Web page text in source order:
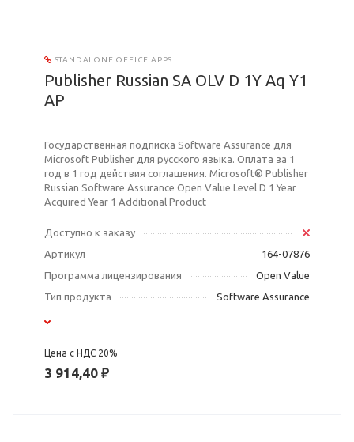
STANDALONE OFFICE APPS
Publisher Russian SA OLV D 1Y Aq Y1
AP
Государственная подписка Software Assurance для
Microsoft Publisher для русского языка. Оплата за 1
год в 1 год действия соглашения. Microsoft® Publisher
Russian Software Assurance Open Value Level D 1 Year
Acquired Year 1 Additional Product
Доступно к заказу
Артикул
164-07876
Программа лицензирования
Open Value
Тип продукта
Software Assurance
Цена с НДС 20%
3 914,40 ₽